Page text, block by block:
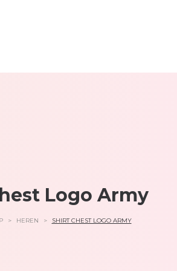
Logo Army
> HEREN > SHIRT CHEST LOGO ARMY